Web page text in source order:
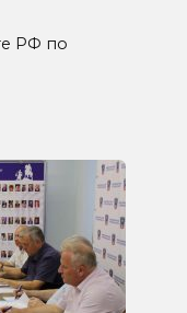
РФ по